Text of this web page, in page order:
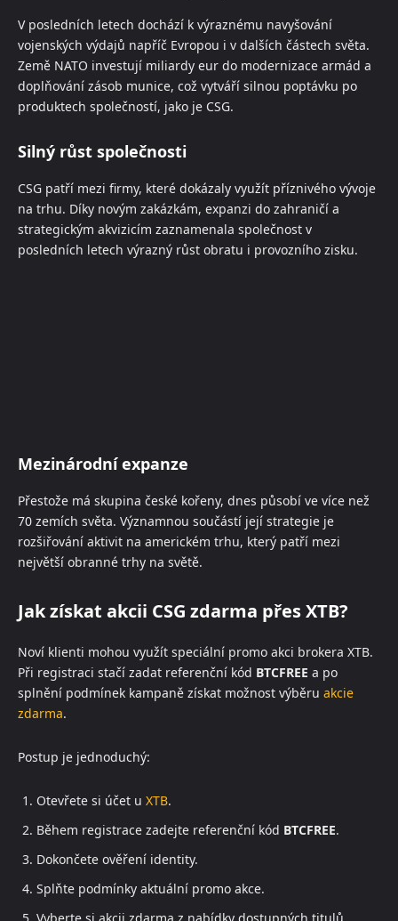
V posledních letech dochází k výraznému navyšování
vojenských výdajů napříč Evropou i v dalších částech světa.
Země NATO investují miliardy eur do modernizace armád a
doplňování zásob munice, což vytváří silnou poptávku po
produktech společností, jako je CSG.
Silný růst společnosti
CSG patří mezi firmy, které dokázaly využít příznivého vývoje
na trhu. Díky novým zakázkám, expanzi do zahraničí a
strategickým akvizicím zaznamenala společnost v
posledních letech výrazný růst obratu i provozního zisku.
Mezinárodní expanze
Přestože má skupina české kořeny, dnes působí ve více než
70 zemích světa. Významnou součástí její strategie je
rozšiřování aktivit na americkém trhu, který patří mezi
největší obranné trhy na světě.
Jak získat akcii CSG zdarma přes XTB?
Noví klienti mohou využít speciální promo akci brokera XTB.
Při registraci stačí zadat referenční kód BTCFREE a po
splnění podmínek kampaně získat možnost výběru akcie
zdarma.
Postup je jednoduchý:
Otevřete si účet u XTB.
Během registrace zadejte referenční kód BTCFREE.
Dokončete ověření identity.
Splňte podmínky aktuální promo akce.